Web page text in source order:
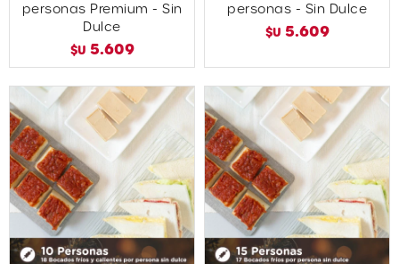
personas Premium - Sin
Dulce
$U 5.609
personas - Sin Dulce
$U 5.609